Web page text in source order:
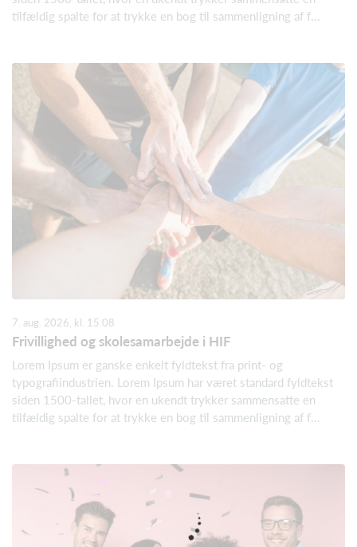
tilfældig spalte for at trykke en bog til sammenligning af f...
7. aug. 2026, kl. 15.08
Frivillighed og skolesamarbejde i HIF
Lorem Ipsum er ganske enkelt fyldtekst fra print- og
typografiindustrien. Lorem Ipsum har været standard fyldtekst
siden 1500-tallet, hvor en ukendt trykker sammensatte en
tilfældig spalte for at trykke en bog til sammenligning af f...